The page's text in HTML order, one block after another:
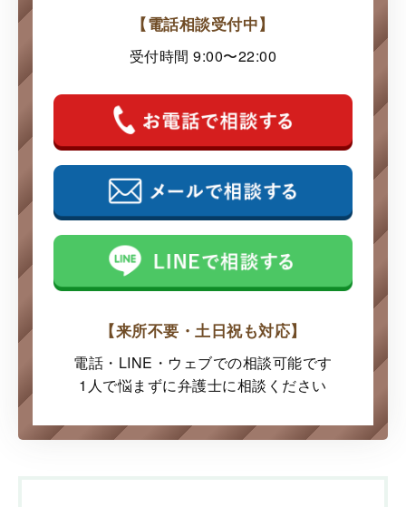
【電話相談受付中】
受付時間 9:00〜22:00
【来所不要・土日祝も対応】
電話・LINE・ウェブでの相談可能です
1人で悩まずに弁護士に相談ください